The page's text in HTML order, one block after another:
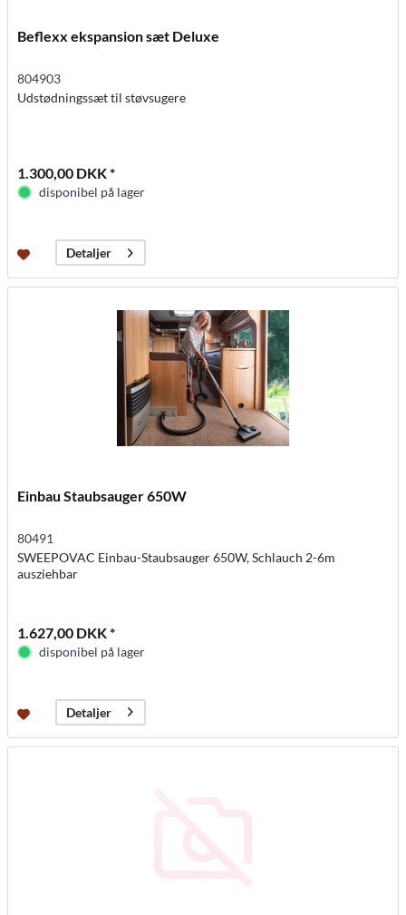
Beflexx ekspansion sæt Deluxe
804903
Udstødningssæt til støvsugere
1.300,00 DKK *
disponibel på lager
Detaljer
Einbau Staubsauger 650W
80491
SWEEPOVAC Einbau-Staubsauger 650W, Schlauch 2-6m
ausziehbar
1.627,00 DKK *
disponibel på lager
Detaljer